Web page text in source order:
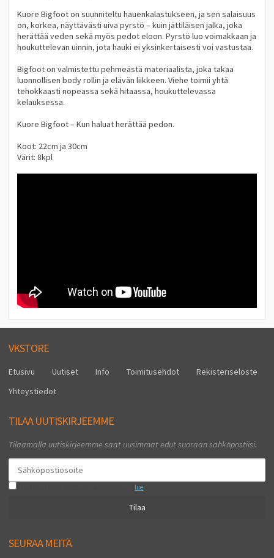
Kuore Bigfoot on suunniteltu hauenkalastukseen, ja sen salaisuus
on, korkea, näyttävästi uiva pyrstö – kuin jättiläisen jalka, joka
herättää veden sekä myös pedot eloon. Pyrstö luo voimakkaan ja
houkuttelevan uinnin, jota hauki ei yksinkertaisesti voi vastustaa.
Bigfoot on valmistettu pehmeästä materiaalista, joka takaa
luonnollisen body rollin ja elävän liikkeen. Viehe toimii yhtä
tehokkaasti nopeassa sekä hitaassa, houkuttelevassa
kelauksessa.
Kuore Bigfoot – Kun haluat herättää pedon.
Koot: 22cm ja 30cm
Värit: 8kpl
VKSTORE
Etusivu Uutiset Info Toimitusehdot
Rekisteriseloste
Yhteystiedot
TILAA UUTISKIRJEEMME
Tilaamalla uutiskirjeemme saat uusimmat edut suoraan sähköpostiisi.
lue
Tilaa
SEURAA MEITÄ